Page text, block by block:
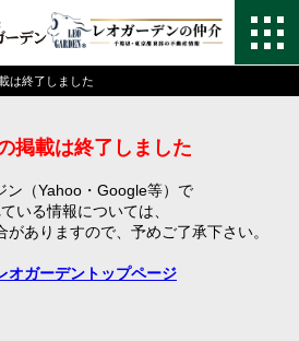
は終了しました
掲載は終了しました
ン（Yahoo・Google等）で
いる情報については、
ありますので、 予めご了承下さい。
オガーデントップページ